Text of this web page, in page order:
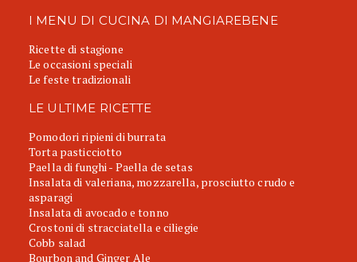
I MENU DI CUCINA DI MANGIAREBENE
Ricette di stagione
Le occasioni speciali
Le feste tradizionali
LE ULTIME RICETTE
Pomodori ripieni di burrata
Torta pasticciotto
Paella di funghi - Paella de setas
Insalata di valeriana, mozzarella, prosciutto crudo e
asparagi
Insalata di avocado e tonno
Crostoni di stracciatella e ciliegie
Cobb salad
Bourbon and Ginger Ale